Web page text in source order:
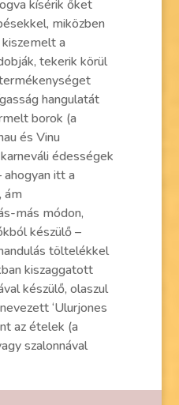
kísérik őket
miközben
a
tekerik körül
hangulatát
borok (a
és Vinu
édességek
itt a
ám
más módon,
készülő –
töltelékkel
kiszaggatott
készülő, olaszul
‘Ulurjones
az ételek (a
szalonnával